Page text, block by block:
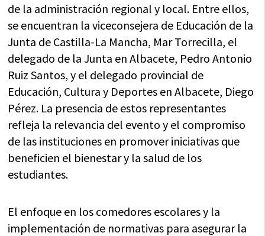
de la administración regional y local. Entre ellos,
se encuentran la viceconsejera de Educación de la
Junta de Castilla-La Mancha, Mar Torrecilla, el
delegado de la Junta en Albacete, Pedro Antonio
Ruiz Santos, y el delegado provincial de
Educación, Cultura y Deportes en Albacete, Diego
Pérez. La presencia de estos representantes
refleja la relevancia del evento y el compromiso
de las instituciones en promover iniciativas que
beneficien el bienestar y la salud de los
estudiantes.
El enfoque en los comedores escolares y la
implementación de normativas para asegurar la